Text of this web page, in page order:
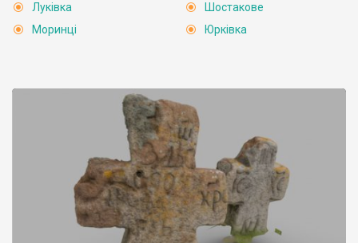
Луківка
Моринці
Шостакове
Юрківка